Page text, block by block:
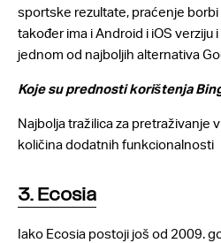
sportske rezultate, praćenje borbi
također ima i Android i iOS verziju
jednom od najboljih alternativa
Koje su prednosti korištenja
Najbolja tražilica za pretraživanje
količina dodatnih funkcionalnosti
3. Ecosia
Iako Ecosia postoji još od 2009.